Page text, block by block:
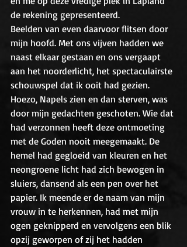
de rekening gepresenteerd.
Beelden van even daarvoor flitsen door
mijn hoofd. Met ons vijven hadden we
naast elkaar gestaan en ons vergaapt
aan het noorderlicht, het spectaculairste
schouwspel dat ik ooit had gezien.
Hoezo, Napels zien en dan sterven, was
door mijn gedachten geschoten. Wie dat
had verzonnen heeft deze ontmoeting
met de Goden nooit meegemaakt. De
hemel had gegloeid van kleuren en het
neongroene licht had zich bewogen in
sluiers, dansend als een pen over het
papier. Ik meende er de naam van mijn
vrouw in te herkennen, had met mijn
ogen geknipperd en vervolgens een blik
opzij geworpen of zij het hadden